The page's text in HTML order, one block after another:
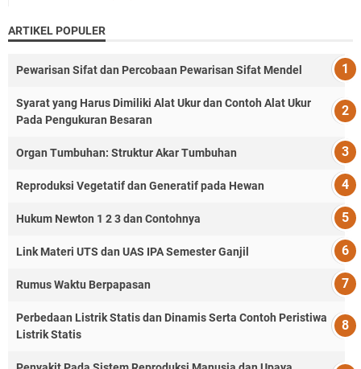
ARTIKEL POPULER
Pewarisan Sifat dan Percobaan Pewarisan Sifat Mendel
Syarat yang Harus Dimiliki Alat Ukur dan Contoh Alat Ukur
Pada Pengukuran Besaran
Organ Tumbuhan: Struktur Akar Tumbuhan
Reproduksi Vegetatif dan Generatif pada Hewan
Hukum Newton 1 2 3 dan Contohnya
Link Materi UTS dan UAS IPA Semester Ganjil
Rumus Waktu Berpapasan
Perbedaan Listrik Statis dan Dinamis Serta Contoh Peristiwa
Listrik Statis